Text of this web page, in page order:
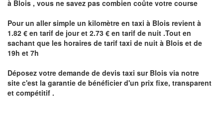
à Blois , vous ne savez pas combien coûte votre course
Pour un aller simple un kilomètre en taxi à Blois revient à
1.82 € en tarif de jour et 2.73 € en tarif de nuit .Tout en
sachant que les horaires de tarif taxi de nuit à Blois et de
19h et 7h
Déposez votre demande de devis taxi sur Blois via notre
site c'est la garantie de bénéficier d'un prix fixe, transparent
et compétitif .